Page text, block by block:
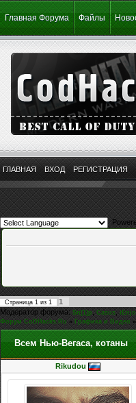
Главная Форума Файлы
ГЛАВНАЯ ВХОД РЕГИСТРАЦИЯ
Страница 1 из 1
1
Модератор форума:Sn[1]p,Casus,
Форум CoDHacks.Ru » Графика и Видео »
Всем Нью-Вегаса, котаны
Rikudou